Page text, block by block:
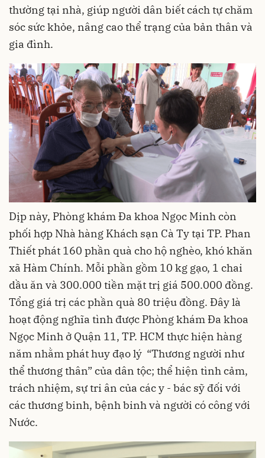
thường tại nhà, giúp người dân biết cách tự chăm
sóc sức khỏe, nâng cao thể trạng của bản thân và
gia đình.
Dịp này, Phòng khám Đa khoa Ngọc Minh còn
phối hợp Nhà hàng Khách sạn Cà Ty tại TP. Phan
Thiết phát 160 phần quà cho hộ nghèo, khó khăn
xã Hàm Chính. Mỗi phần gồm 10 kg gạo, 1 chai
dầu ăn và 300.000 tiền mặt trị giá 500.000 đồng.
Tổng giá trị các phần quà 80 triệu đồng. Đây là
hoạt động nghĩa tình được Phòng khám Đa khoa
Ngọc Minh ở Quận 11, TP. HCM thực hiện hàng
năm nhằm phát huy đạo lý “Thương người như
thể thương thân” của dân tộc; thể hiện tình cảm,
trách nhiệm, sự tri ân của các y - bác sỹ đối với
các thương binh, bệnh binh và người có công với
Nước.